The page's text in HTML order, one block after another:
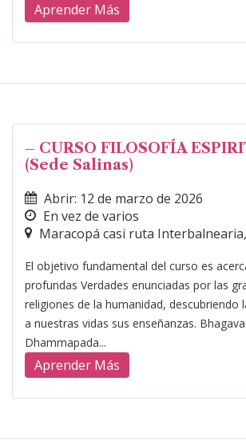
Aprender Más
– CURSO FILOSOFÍA
(Sede Salinas)
Abrir: 12 de marzo de 2026
En vez de varios
Maracopá casi ruta
El objetivo fundamental del curso es
profundas Verdades enunciadas por las
religiones de la humanidad, descubriendo
a nuestras vidas sus enseñanzas.
Dhammapada...
Aprender Más